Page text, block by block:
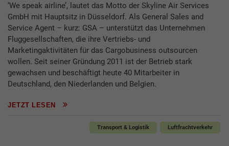
‘We speak airline’, lautet das Motto der Skyline Air Services
GmbH mit Hauptsitz in Düsseldorf. Als General Sales and
Service Agent – kurz: GSA – unterstützt das Unternehmen
Fluggesellschaften, die ihre Vertriebs- und
Marketingaktivitäten für das Cargobusiness outsourcen
wollen. Seit seiner Gründung 2011 ist der Betrieb stark
gewachsen und beschäftigt heute 40 Mitarbeiter in
Deutschland, den Niederlanden und Belgien.
JETZT LESEN
Transport & Logistik Luftfrachtverkehr